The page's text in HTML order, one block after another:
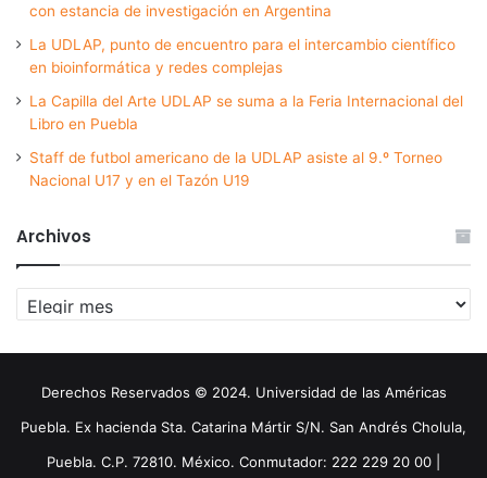
con estancia de investigación en Argentina
La UDLAP, punto de encuentro para el intercambio científico
en bioinformática y redes complejas
La Capilla del Arte UDLAP se suma a la Feria Internacional del
Libro en Puebla
Staff de futbol americano de la UDLAP asiste al 9.º Torneo
Nacional U17 y en el Tazón U19
Archivos
Archivos
Derechos Reservados © 2024. Universidad de las Américas
Puebla. Ex hacienda Sta. Catarina Mártir S/N. San Andrés Cholula,
Puebla. C.P. 72810. México. Conmutador: 222 229 20 00 |